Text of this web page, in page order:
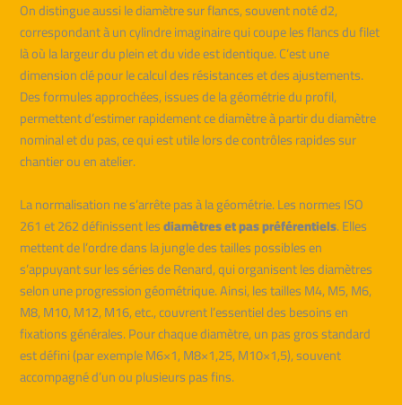
On distingue aussi le diamètre sur flancs, souvent noté d2,
correspondant à un cylindre imaginaire qui coupe les flancs du filet
là où la largeur du plein et du vide est identique. C’est une
dimension clé pour le calcul des résistances et des ajustements.
Des formules approchées, issues de la géométrie du profil,
permettent d’estimer rapidement ce diamètre à partir du diamètre
nominal et du pas, ce qui est utile lors de contrôles rapides sur
chantier ou en atelier.
La normalisation ne s’arrête pas à la géométrie. Les normes ISO
261 et 262 définissent lesdiamètres et pas préférentiels. Elles
mettent de l’ordre dans la jungle des tailles possibles en
s’appuyant sur les séries de Renard, qui organisent les diamètres
selon une progression géométrique. Ainsi, les tailles M4, M5, M6,
M8, M10, M12, M16, etc., couvrent l’essentiel des besoins en
fixations générales. Pour chaque diamètre, un pas gros standard
est défini (par exemple M6×1, M8×1,25, M10×1,5), souvent
accompagné d’un ou plusieurs pas fins.